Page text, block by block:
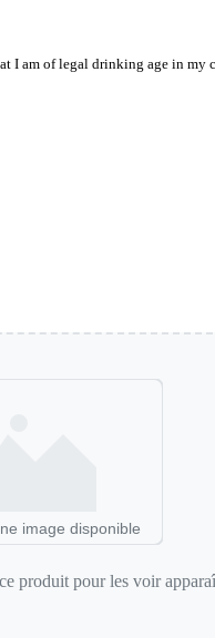
I am of legal drinking age in my
image disponible
produit pour les voir